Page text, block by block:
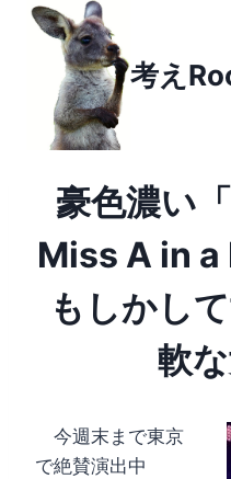
Skip to content
考え
豪色濃い
Miss A in a
もしかし
軟
今週末まで東京
で絶賛演出中